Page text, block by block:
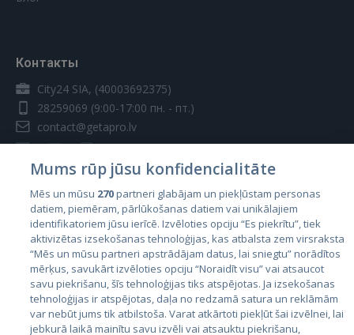
Контакты
City24 SIA, (40003692375)
28259069 (9:00-17:00 пн. - пт.)
contact@getapro.lv
Страны
Эстония
Латвия
Литва
Mums rūp jūsu konfidencialitāte
Mēs un mūsu 270partneri glabājam un piekļūstam personas
datiem, piemēram, pārlūkošanas datiem vai unikālajiem
identifikatoriem jūsu ierīcē. Izvēloties opciju “Es piekrītu”, tiek
aktivizētas izsekošanas tehnoloģijas, kas atbalsta zem virsraksta
“Mēs un mūsu partneri apstrādājam datus, lai sniegtu” norādītos
mērķus, savukārt izvēloties opciju “Noraidīt visu” vai atsaucot
savu piekrišanu, šīs tehnoloģijas tiks atspējotas. Ja izsekošanas
tehnoloģijas ir atspējotas, daļa no redzamā satura un reklāmām
var nebūt jums tik atbilstoša. Varat atkārtoti piekļūt šai izvēlnei, lai
jebkurā laikā mainītu savu izvēli vai atsauktu piekrišanu,